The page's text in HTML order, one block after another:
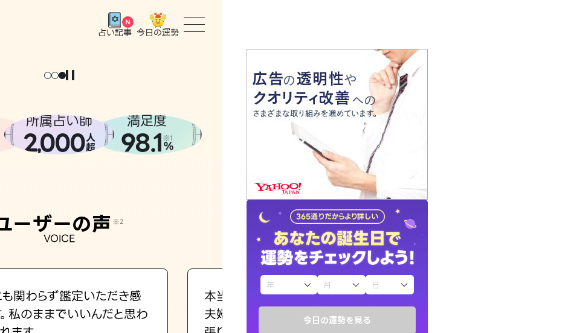
今日の運勢を見る
占い記事 今日の運勢
トップ
ユーザーの声
占いの流れ
おすすめの占い師
よくある質問
えもじの子（占）12星座占い
。
所属占い師
2,000人
超
満足度
98.1 ※1
%
ーザーの声 ※2
VOICE
関わらず鑑定いただき感
私のままでいいんだと思わ
本当に相談してよかったです。今は
夫婦で乗り越える時期ですね。頑